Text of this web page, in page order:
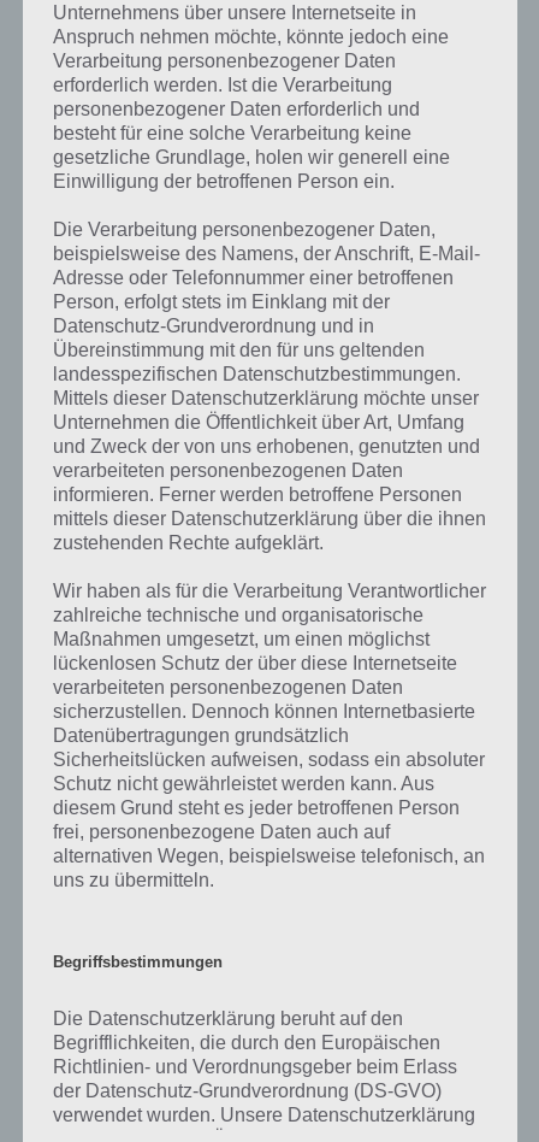
Kurze Begriffserklärung zur Lösung
Grabstein
Grabstein ist die Lösung für das tägliche Bonus Rätsel am 13.10.2023
in 4 Bilder 1 Wort, doch welche Bedeutung hat dieses eigentlich und
was gibt es dazu zu wissen? Passt das Wort auch zu Hier spukts? Zu
bestimmten Lösungen präsentieren wir daher auch immer eine
kurze Begriffserklärung!
Zu Grabstein haben wir zunächst keine weiteren Informationen
parat!
Auf WhatsApp teilen Teilen auf Facebook
Mehr Artikel hier auf Touchportal
Unternehmens über unsere Internetseite in
Anspruch nehmen möchte, könnte jedoch eine
Verarbeitung personenbezogener Daten
erforderlich werden. Ist die Verarbeitung
personenbezogener Daten erforderlich und
besteht für eine solche Verarbeitung keine
gesetzliche Grundlage, holen wir generell eine
Einwilligung der betroffenen Person ein.
Die Verarbeitung personenbezogener Daten,
beispielsweise des Namens, der Anschrift, E-Mail-
Adresse oder Telefonnummer einer betroffenen
Person, erfolgt stets im Einklang mit der
Datenschutz-Grundverordnung und in
Übereinstimmung mit den für uns geltenden
landesspezifischen Datenschutzbestimmungen.
Mittels dieser Datenschutzerklärung möchte unser
Unternehmen die Öffentlichkeit über Art, Umfang
und Zweck der von uns erhobenen, genutzten und
verarbeiteten personenbezogenen Daten
informieren. Ferner werden betroffene Personen
mittels dieser Datenschutzerklärung über die ihnen
zustehenden Rechte aufgeklärt.
Wir haben als für die Verarbeitung Verantwortlicher
zahlreiche technische und organisatorische
Maßnahmen umgesetzt, um einen möglichst
lückenlosen Schutz der über diese Internetseite
verarbeiteten personenbezogenen Daten
sicherzustellen. Dennoch können Internetbasierte
Datenübertragungen grundsätzlich
Sicherheitslücken aufweisen, sodass ein absoluter
Schutz nicht gewährleistet werden kann. Aus
diesem Grund steht es jeder betroffenen Person
frei, personenbezogene Daten auch auf
alternativen Wegen, beispielsweise telefonisch, an
uns zu übermitteln.
Begriffsbestimmungen
Die Datenschutzerklärung beruht auf den
Begrifflichkeiten, die durch den Europäischen
Richtlinien- und Verordnungsgeber beim Erlass
der Datenschutz-Grundverordnung (DS-GVO)
verwendet wurden. Unsere Datenschutzerklärung